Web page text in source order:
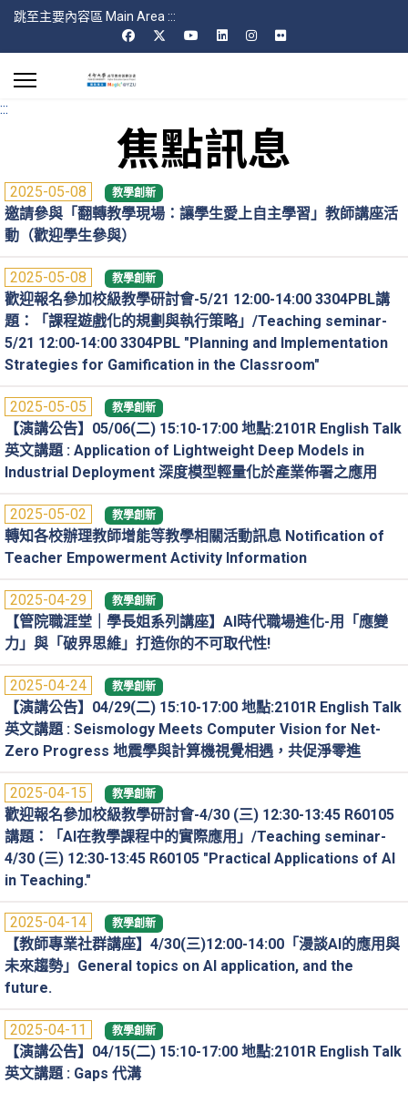
跳至主要內容區 Main Area :::
:::
焦點訊息
2025-05-08 教學創新
邀請參與「翻轉教學現場：讓學生愛上自主學習」教師講座活
動（歡迎學生參與）
2025-05-08 教學創新
歡迎報名參加校級教學研討會-5/21 12:00-14:00 3304PBL講
題：「課程遊戲化的規劃與執行策略」/Teaching seminar-
5/21 12:00-14:00 3304PBL "Planning and Implementation
Strategies for Gamification in the Classroom"
2025-05-05 教學創新
【演講公告】05/06(二) 15:10-17:00 地點:2101R English Talk
英文講題 : Application of Lightweight Deep Models in
Industrial Deployment 深度模型輕量化於產業佈署之應用
2025-05-02 教學創新
轉知各校辦理教師增能等教學相關活動訊息 Notification of
Teacher Empowerment Activity Information
2025-04-29 教學創新
【管院職涯堂｜學長姐系列講座】AI時代職場進化-用「應變
力」與「破界思維」打造你的不可取代性!
2025-04-24 教學創新
【演講公告】04/29(二) 15:10-17:00 地點:2101R English Talk
英文講題 : Seismology Meets Computer Vision for Net-
Zero Progress 地震學與計算機視覺相遇，共促淨零進
2025-04-15 教學創新
歡迎報名參加校級教學研討會-4/30 (三) 12:30-13:45 R60105
講題：「AI在教學課程中的實際應用」/Teaching seminar-
4/30 (三) 12:30-13:45 R60105 "Practical Applications of AI
in Teaching."
2025-04-14 教學創新
【教師專業社群講座】4/30(三)12:00-14:00「漫談AI的應用與
未來趨勢」General topics on AI application, and the
future.
2025-04-11 教學創新
【演講公告】04/15(二) 15:10-17:00 地點:2101R English Talk
英文講題 : Gaps 代溝